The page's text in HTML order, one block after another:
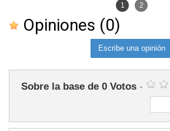
1 2
Opiniones (0)
Escribe una opinión
Sobre la base de 0 Votos -